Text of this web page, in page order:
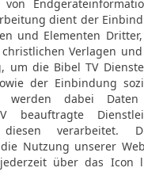
Gemeinde abonnieren